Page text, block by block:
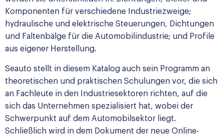
Komponenten für verschiedene Industriezweige;
hydraulische und elektrische Steuerungen, Dichtungen
und Faltenbälge für die Automobilindustrie; und Profile
aus eigener Herstellung.
Seauto stellt in diesem Katalog auch sein Programm an
theoretischen und praktischen Schulungen vor, die sich
an Fachleute in den Industriesektoren richten, auf die
sich das Unternehmen spezialisiert hat, wobei der
Schwerpunkt auf dem Automobilsektor liegt.
Schließlich wird in dem Dokument der neue Online-